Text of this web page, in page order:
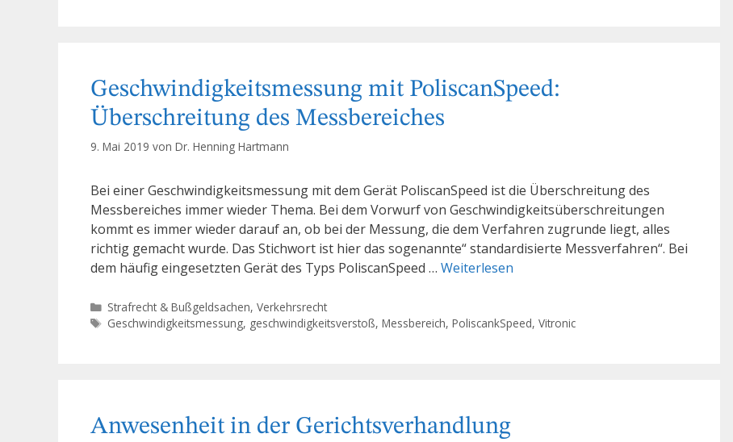
Geschwindigkeitsmessung mit PoliscanSpeed:
Überschreitung des Messbereiches
9. Mai 2019 von Dr. Henning Hartmann
Bei einer Geschwindigkeitsmessung mit dem Gerät PoliscanSpeed ist die Überschreitung des
Messbereiches immer wieder Thema. Bei dem Vorwurf von Geschwindigkeitsüberschreitungen
kommt es immer wieder darauf an, ob bei der Messung, die dem Verfahren zugrunde liegt, alles
richtig gemacht wurde. Das Stichwort ist hier das sogenannte“ standardisierte Messverfahren“. Bei
dem häufig eingesetzten Gerät des Typs PoliscanSpeed … Weiterlesen
Kategorien
Strafrecht & Bußgeldsachen,Verkehrsrecht
Schlagwörter
Geschwindigkeitsmessung, geschwindigkeitsverstoß,Messbereich,PoliscankSpeed,Vitronic
Anwesenheit in der Gerichtsverhandlung